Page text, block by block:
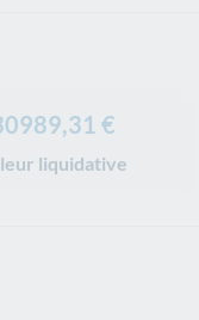
€
liquidative